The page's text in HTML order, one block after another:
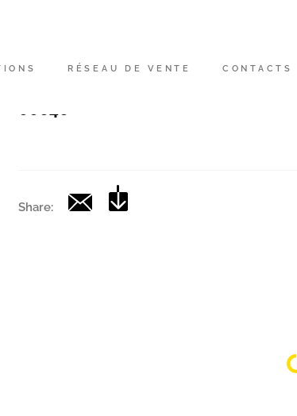
RÉSEAU DE VENTE CONTACTS
00646
Share: